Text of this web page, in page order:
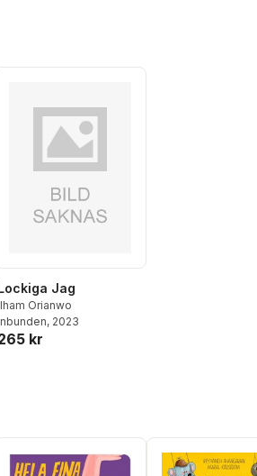
Jag
Orianwo
, 2023
kr